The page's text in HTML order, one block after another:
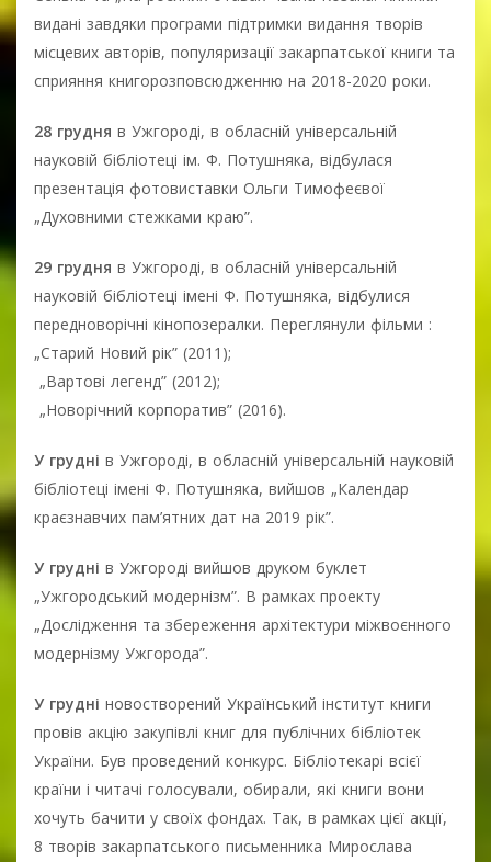
видані завдяки програми підтримки видання творів
місцевих авторів, популяризації закарпатської книги та
сприяння книгорозповсюдженню на 2018-2020 роки.
28 грудня в Ужгороді, в обласній універсальній
науковій бібліотеці ім. Ф. Потушняка, відбулася
презентація фотовиставки Ольги Тимофеєвої
„Духовними стежками краю”.
29 грудня в Ужгороді, в обласній універсальній
науковій бібліотеці імені Ф. Потушняка, відбулися
передноворічні кінопозералки. Переглянули фільми :
„Старий Новий рік” (2011);
„Вартові легенд” (2012);
„Новорічний корпоратив” (2016).
У грудні в Ужгороді, в обласній універсальній науковій
бібліотеці імені Ф. Потушняка, вийшов „Календар
краєзнавчих пам’ятних дат на 2019 рік”.
У грудні в Ужгороді вийшов друком буклет
„Ужгородський модернізм”. В рамках проекту
„Дослідження та збереження архітектури міжвоєнного
модернізму Ужгорода”.
У грудні новостворений Український інститут книги
провів акцію закупівлі книг для публічних бібліотек
України. Був проведений конкурс. Бібліотекарі всієї
країни і читачі голосували, обирали, які книги вони
хочуть бачити у своїх фондах. Так, в рамках цієї акції,
8 творів закарпатського письменника Мирослава